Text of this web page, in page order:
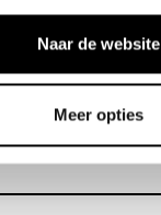
Naar de website
Meer opties